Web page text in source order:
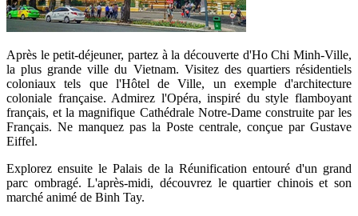
Après le petit-déjeuner, partez à la découverte d'Ho Chi Minh-Ville,
la plus grande ville du Vietnam. Visitez des quartiers résidentiels
coloniaux tels que l'Hôtel de Ville, un exemple d'architecture
coloniale française. Admirez l'Opéra, inspiré du style flamboyant
français, et la magnifique Cathédrale Notre-Dame construite par les
Français. Ne manquez pas la Poste centrale, conçue par Gustave
Eiffel.
Explorez ensuite le Palais de la Réunification entouré d'un grand
parc ombragé. L'après-midi, découvrez le quartier chinois et son
marché animé de Binh Tay.